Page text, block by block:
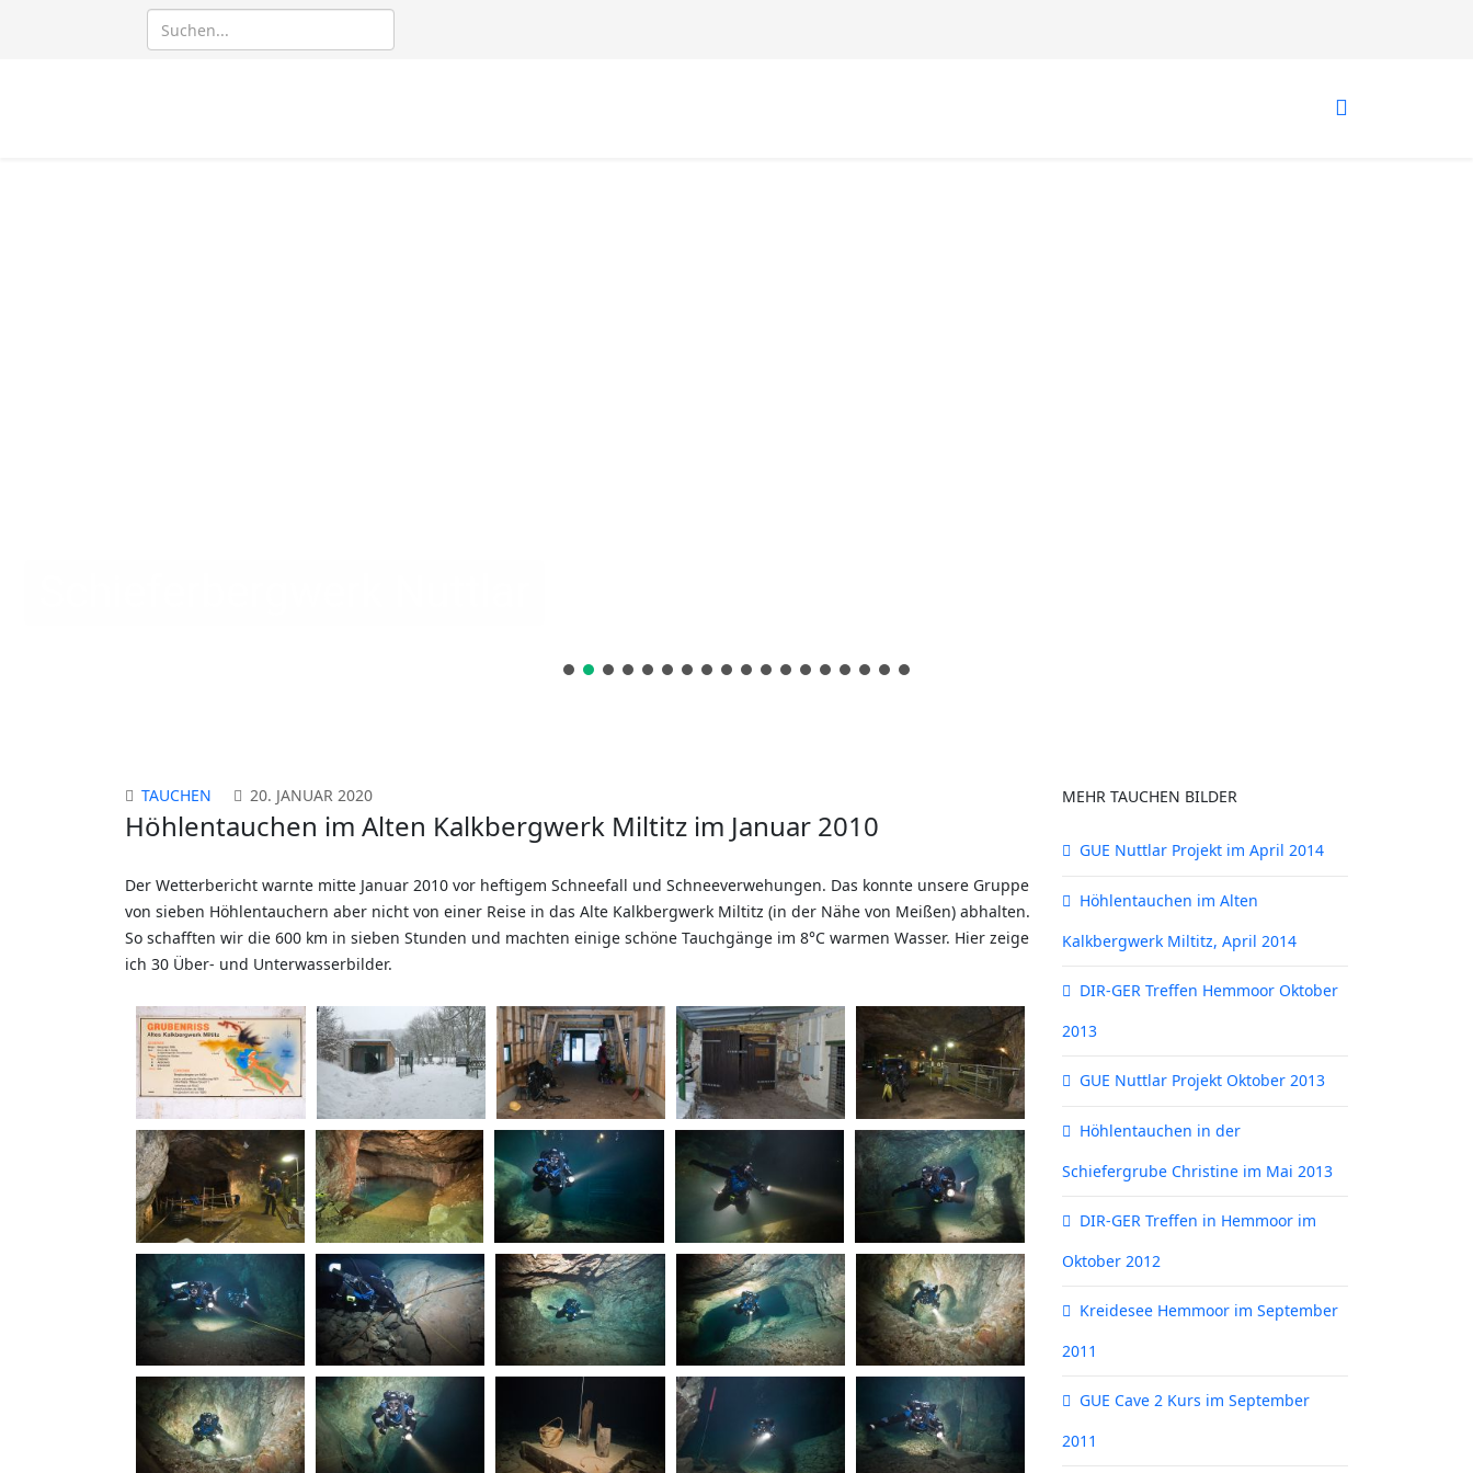
TAUCHEN 20. JANUAR 2020
Höhlentauchen im Alten Kalkbergwerk Miltitz im Januar 2010
Der Wetterbericht warnte mitte Januar 2010 vor heftigem Schneefall und Schneeverwehungen. Das konnte unsere Gruppe
von sieben Höhlentauchern aber nicht von einer Reise in das Alte Kalkbergwerk Miltitz (in der Nähe von Meißen) abhalten.
So schafften wir die 600 km in sieben Stunden und machten einige schöne Tauchgänge im 8°C warmen Wasser. Hier zeige
ich 30 Über- und Unterwasserbilder.
MEHR TAUCHEN BILDER
GUE Nuttlar Projekt im April 2014
Höhlentauchen im Alten
Kalkbergwerk Miltitz, April 2014
DIR-GER Treffen Hemmoor Oktober
2013
GUE Nuttlar Projekt Oktober 2013
Höhlentauchen in der
Schiefergrube Christine im Mai 2013
DIR-GER Treffen in Hemmoor im
Oktober 2012
Kreidesee Hemmoor im September
2011
GUE Cave 2 Kurs im September
2011